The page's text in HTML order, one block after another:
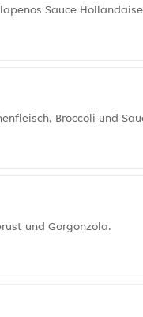
Sauce
Broccoli und
und Gorgonzola.